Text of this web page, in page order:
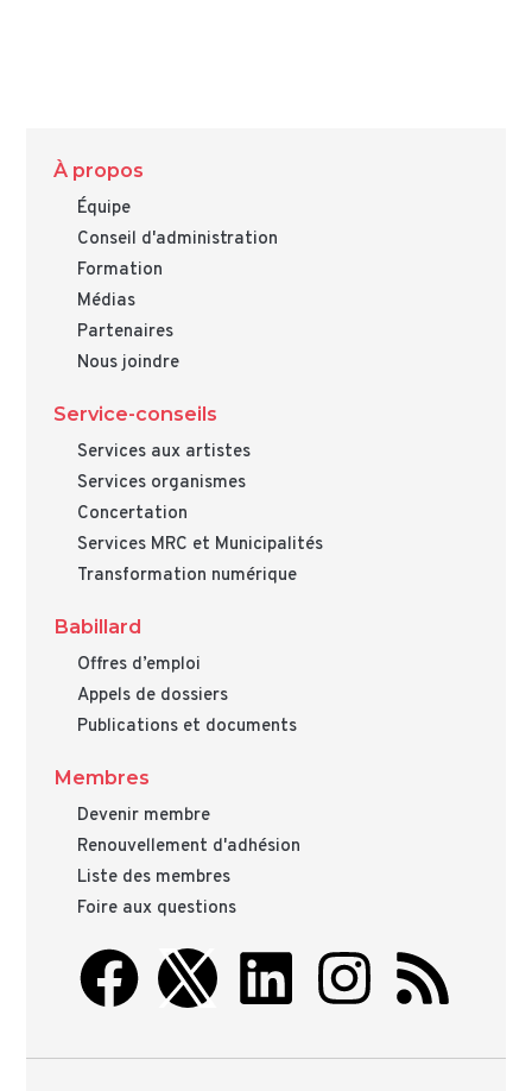
À propos
Équipe
Conseil d'administration
Formation
Médias
Partenaires
Nous joindre
Service-conseils
Services aux artistes
Services organismes
Concertation
Services MRC et Municipalités
Transformation numérique
Babillard
Offres d’emploi
Appels de dossiers
Publications et documents
Membres
Devenir membre
Renouvellement d'adhésion
Liste des membres
Foire aux questions